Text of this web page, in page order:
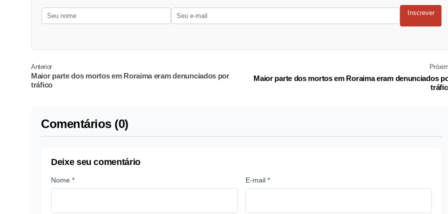
Inscrever
Anterior
Maior parte dos mortos em Roraima eram denunciados por
tráfico
Maior parte dos mortos em Roraima eram denunciados
Comentários (0)
Deixe seu comentário
Nome * E-mail *